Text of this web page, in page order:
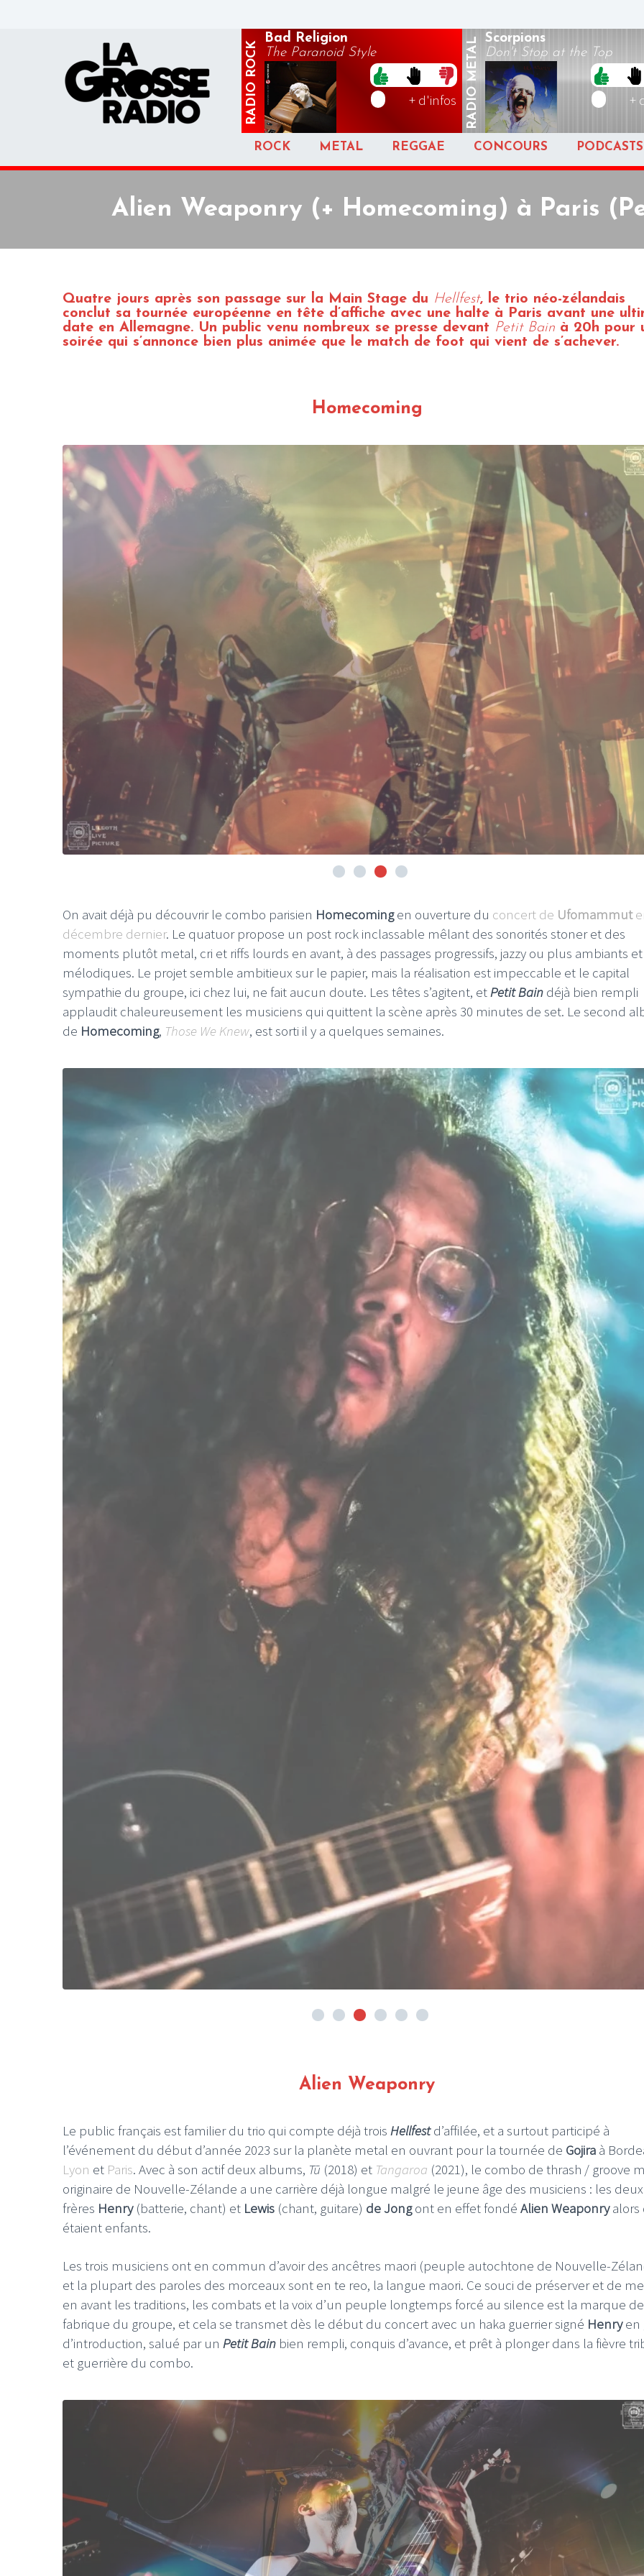
RADIO
ROCK
Bad Religion
The Paranoid Style
+ d'infos RADIO
METAL Scorpions
Don't Stop at the Top
+
ROCK METAL REGGAE CONCOURS PODCASTS
Alien Weaponry (+ Homecoming) à Paris
Quatre jours après son passage sur la Main Stage du Hellfest, le trio néo-zélandais
conclut sa tournée européenne en tête d’affiche avec une halte à Paris avant une
date en Allemagne. Un public venu nombreux se presse devant Petit Bain à 20h pour
soirée qui s’annonce bien plus animée que le match de foot qui vient de s’achever.
Homecoming
On avait déjà pu découvrir le combo parisien Homecomingen ouverture du concert de Ufomammut
décembre dernier. Le quatuor propose un post rock inclassable mêlant des sonorités stoner et des
moments plutôt metal, cri et riffs lourds en avant, à des passages progressifs, jazzy ou plus ambiants et
mélodiques. Le projet semble ambitieux sur le papier, mais la réalisation est impeccable et le capital
sympathie du groupe, ici chez lui, ne fait aucun doute. Les têtes s’agitent, etPetit Bain déjà bien rempli
applaudit chaleureusement les musiciens qui quittent la scène après 30 minutes de set. Le second
de Homecoming, Those We Knew, est sorti il y a quelques semaines.
Alien Weaponry
Le public français est familier du trio qui compte déjà trois Hellfestd’affilée, et a surtout participé à
l’événement du début d’année 2023 sur la planète metal en ouvrant pour la tournée de Gojira à
Lyon et Paris. Avec à son actif deux albums, Tū (2018) et Tangaroa (2021), le combo de thrash / groove
originaire de Nouvelle-Zélande a une carrière déjà longue malgré le jeune âge des musiciens : les deux
frères Henry(batterie, chant) et Lewis (chant, guitare) de Jongont en effet fondé Alien Weaponryalors
étaient enfants.
Les trois musiciens ont en commun d’avoir des ancêtres maori (peuple autochtone de Nouvelle-
et la plupart des paroles des morceaux sont en te reo, la langue maori. Ce souci de préserver et de
en avant les traditions, les combats et la voix d’un peuple longtemps forcé au silence est la marque de
fabrique du groupe, et cela se transmet dès le début du concert avec un haka guerrier signé Henryen
d’introduction, salué par un Petit Bain bien rempli, conquis d’avance, et prêt à plonger dans la fièvre
et guerrière du combo.
LE GROS RIFFIFI
Christmas Riffifi 2025 !!!
LE GROS RIFFIFI
LE GROS RIFFIFI – Surfin’
LE GROS RIFFIFI
LE GROS RIFFIFI –
Littératurock !!!